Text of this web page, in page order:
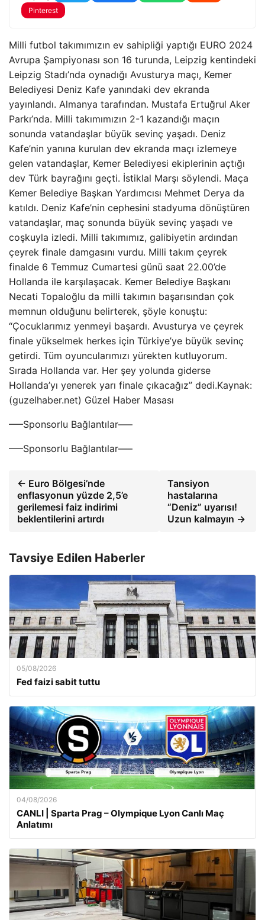
Pinterest
Milli futbol takımımızın ev sahipliği yaptığı EURO 2024
Avrupa Şampiyonası son 16 turunda, Leipzig kentindeki
Leipzig Stadı’nda oynadığı Avusturya maçı, Kemer
Belediyesi Deniz Kafe yanındaki dev ekranda
yayınlandı. Almanya tarafından. Mustafa Ertuğrul Aker
Parkı’nda. Milli takımımızın 2-1 kazandığı maçın
sonunda vatandaşlar büyük sevinç yaşadı. Deniz
Kafe’nin yanına kurulan dev ekranda maçı izlemeye
gelen vatandaşlar, Kemer Belediyesi ekiplerinin açtığı
dev Türk bayrağını geçti. İstiklal Marşı söylendi. Maça
Kemer Belediye Başkan Yardımcısı Mehmet Derya da
katıldı. Deniz Kafe’nin cephesini stadyuma dönüştüren
vatandaşlar, maç sonunda büyük sevinç yaşadı ve
coşkuyla izledi. Milli takımımız, galibiyetin ardından
çeyrek finale damgasını vurdu. Milli takım çeyrek
finalde 6 Temmuz Cumartesi günü saat 22.00’de
Hollanda ile karşılaşacak. Kemer Belediye Başkanı
Necati Topaloğlu da milli takımın başarısından çok
memnun olduğunu belirterek, şöyle konuştu:
“Çocuklarımız yenmeyi başardı. Avusturya ve çeyrek
finale yükselmek herkes için Türkiye’ye büyük sevinç
getirdi. Tüm oyuncularımızı yürekten kutluyorum.
Sırada Hollanda var. Her şey yolunda giderse
Hollanda’yı yenerek yarı finale çıkacağız” dedi.Kaynak:
(guzelhaber.net) Güzel Haber Masası
—–Sponsorlu Bağlantılar—–
—–Sponsorlu Bağlantılar—–
← Euro Bölgesi’nde
enflasyonun yüzde 2,5’e
gerilemesi faiz indirimi
beklentilerini artırdı
Tansiyon
hastalarına
“Deniz” uyarısı!
Uzun kalmayın →
Tavsiye Edilen Haberler
05/08/2026
Fed faizi sabit tuttu
04/08/2026
CANLI | Sparta Prag – Olympique Lyon Canlı Maç
Anlatımı